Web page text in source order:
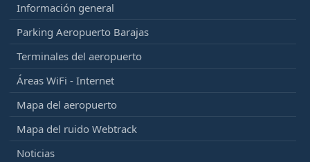
Información general
Parking Aeropuerto Barajas
Terminales del aeropuerto
Áreas WiFi - Internet
Mapa del aeropuerto
Mapa del ruido Webtrack
Noticias